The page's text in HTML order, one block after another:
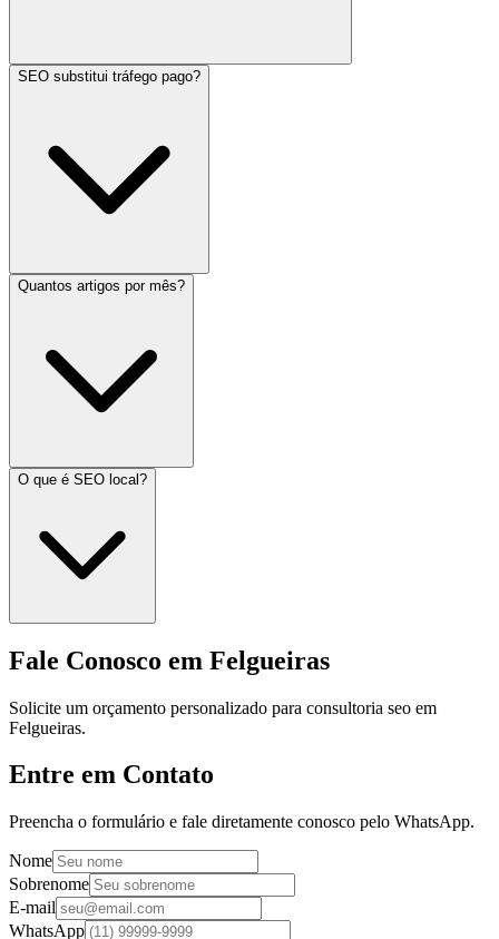
SEO substitui tráfego pago?
Quantos artigos por mês?
O que é SEO local?
Fale Conosco em Felgueiras
Solicite um orçamento personalizado para consultoria seo em
Felgueiras.
Entre em Contato
Preencha o formulário e fale diretamente conosco pelo WhatsApp.
Nome
Sobrenome
E-mail
WhatsApp